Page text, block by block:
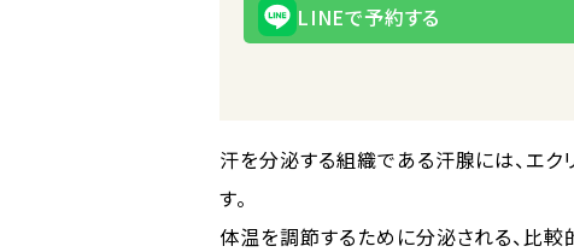
LINEで予約する
汗を分泌する組織である汗腺には、エク
す。
体温を調節するために分泌される、比